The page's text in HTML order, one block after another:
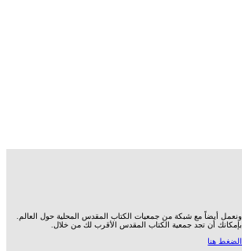
ونعمل أيضاً مع شبكة من جمعيات الكتاب المقدس المحلية حول العالم.
بإمكانك أن تجد جمعية الكتاب المقدس الأقرب لك من خلال.
الضغط هنا